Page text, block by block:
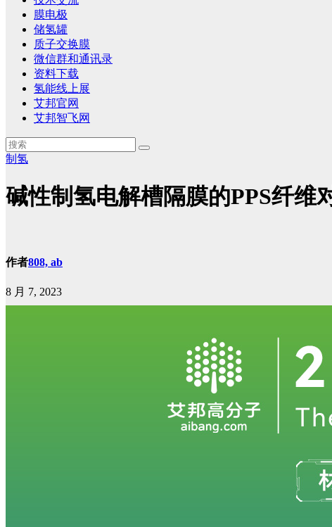
膜电极
储氢罐
质子交换膜
微信群和通讯录
资料下载
氢能线上展
艾邦官网
艾邦智飞网
制氢
碱性制氢电解槽隔膜的PPS纤维
作者808, ab
8 月 7, 2023